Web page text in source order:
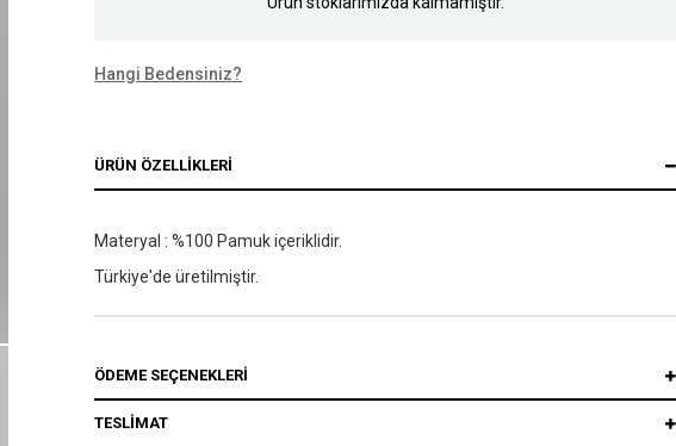
Hangi Bedensiniz?
ÜRÜN ÖZELLIKLERI
Materyal : %100 Pamuk içeriklidir.
Türkiye'de üretilmiştir.
ÖDEME SEÇENEKLERI
TESLİMAT